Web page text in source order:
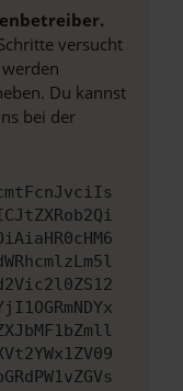
versucht
Du kannst
bei der